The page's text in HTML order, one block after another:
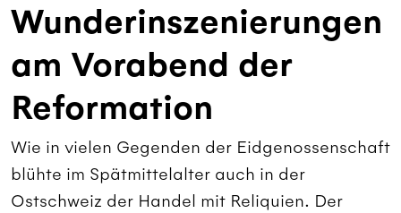
Wunderinszenierungen
am Vorabend der
Reformation
Wie in vielen Gegenden der Eidgenossenschaft
blühte im Spätmittelalter auch in der
Ostschweiz der Handel mit Reliquien. Der